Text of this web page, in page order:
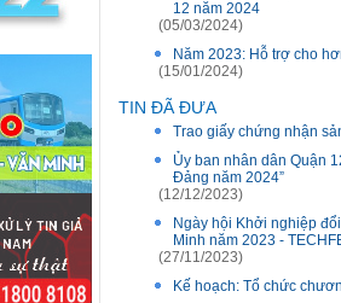
12 năm 2024
(05/03/2024)
Năm 2023: Hỗ trợ cho
(15/01/2024)
TIN ĐÃ ĐƯA
Trao giấy chứng nhận
Ủy ban nhân dân Quận
Đảng năm 2024”
(12/12/2023)
Ngày hội Khởi nghiệp
Minh năm 2023 -
(27/11/2023)
Kế hoạch: Tổ chức